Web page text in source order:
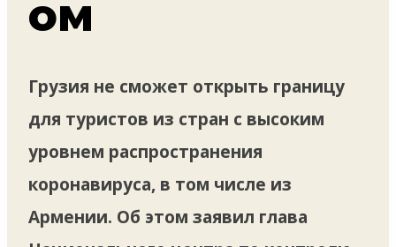
ом
Грузия не сможет открыть границу
для туристов из стран с высоким
уровнем распространения
коронавируса, в том числе из
Армении. Об этом заявил глава